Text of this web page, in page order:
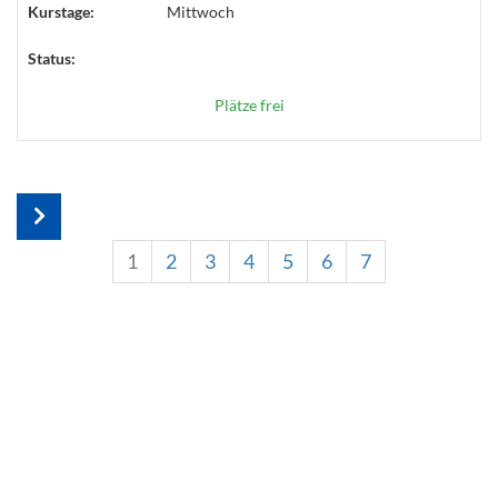
Kurstage: Mittwoch
Status:
Plätze frei
1 2 3 4 5 6 7